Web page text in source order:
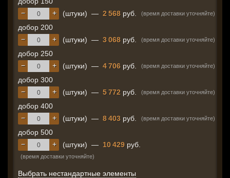
+
− (штуки) — 2 568 руб. (время доставки уточняйте)
добор 200
+
− (штуки) — 3 068 руб. (время доставки уточняйте)
добор 250
+
− (штуки) — 4 706 руб. (время доставки уточняйте)
добор 300
+
− (штуки) — 5 772 руб. (время доставки уточняйте)
добор 400
+
− (штуки) — 8 403 руб. (время доставки уточняйте)
добор 500
+
− (штуки) — 10 429 руб.
(время доставки уточняйте)
Выбрать нестандартные элементы